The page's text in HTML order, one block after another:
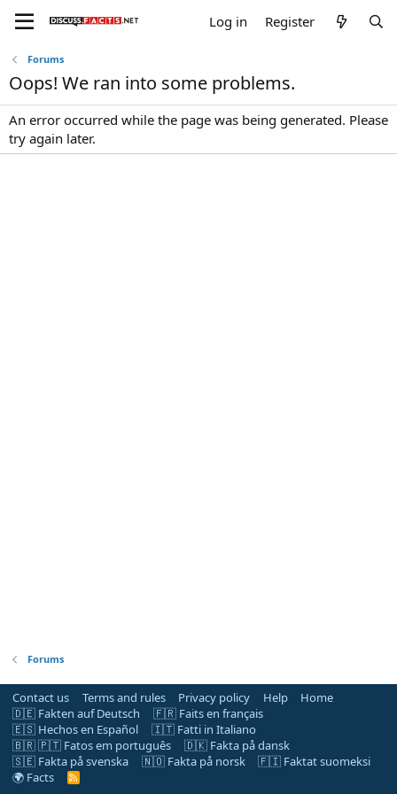
Log in Register
Forums
Oops! We ran into some problems.
An error occurred while the page was being generated. Please
try again later.
Forums
Contact us Terms and rules Privacy policy Help
Home
🇩🇪 Fakten auf Deutsch
🇫🇷 Faits en français
🇪🇸 Hechos en Español
🇮🇹 Fatti in Italiano
🇧🇷 🇵🇹 Fatos em português
🇩🇰 Fakta på dansk
🇸🇪 Fakta på svenska
🇳🇴 Fakta på norsk
🇫🇮 Faktat suomeksi
🌍 Facts
R